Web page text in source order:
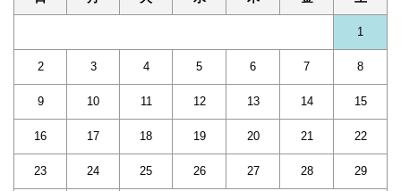
1
2 3 4 5 6 7 8
9 10 11 12 13 14 15
16 17 18 19 20 21 22
23 24 25 26 27 28 29